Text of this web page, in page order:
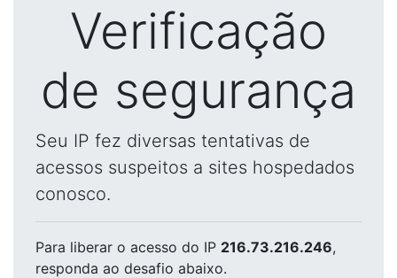
Verificação
de segurança
Seu IP fez diversas tentativas de
acessos suspeitos a sites hospedados
conosco.
Para liberar o acesso do IP 216.73.216.246,
responda ao desafio abaixo.